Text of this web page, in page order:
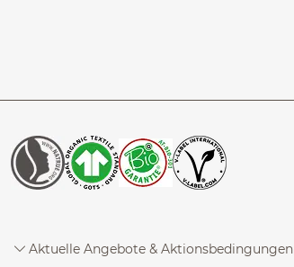
Aktuelle Angebote & Aktionsbedingungen